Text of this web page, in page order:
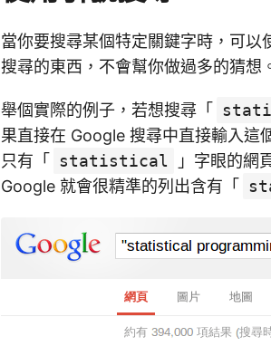
當你要搜尋某個特定關鍵字時，可
搜尋的東西，不會幫你做過多的猜想
舉個實際的例子，若想搜尋「
果直接在 Google 搜尋中直接輸入這
只有「
statistical
」字眼的網
Google 就會很精準的列出含有「